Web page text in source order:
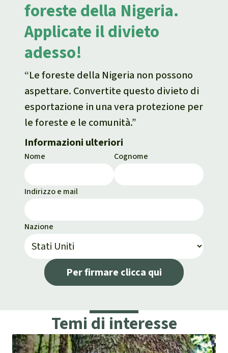
foreste della Nigeria.
Applicate il divieto
adesso!
“Le foreste della Nigeria non possono
aspettare. Convertite questo divieto di
esportazione in una vera protezione per
le foreste e le comunità.”
Informazioni ulteriori
Nome Cognome
Indirizzo e mail
Nazione
Per firmare clicca qui
Temi di interesse